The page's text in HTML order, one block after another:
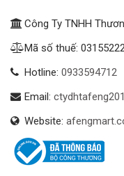
Công Ty TNHH
Mã số thuế:
Hotline: 0933594712
Email:
Website: